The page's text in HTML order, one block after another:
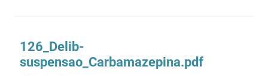
126_Delib-
suspensao_Carbamazepina.pdf